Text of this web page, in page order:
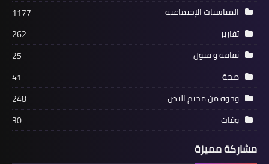
بيان صادر عن الجبهة الديمقراطية في
المناسبات الإجتماعية
1177
تقارير
262
ثفافة و فنون
25
صحة
41
وجوه من مخيم البص
248
وفات
30
مشاركة مميزة